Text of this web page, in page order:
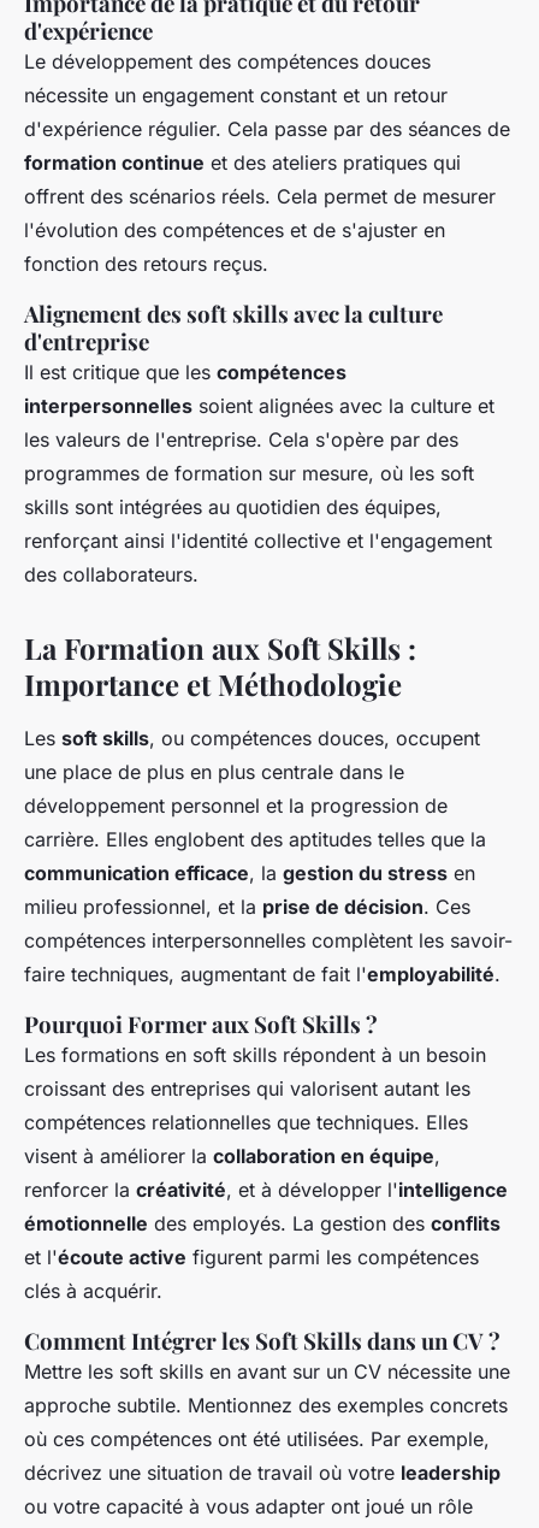
d'expérience
Le développement des compétences douces
nécessite un engagement constant et un retour
d'expérience régulier. Cela passe par des séances de
formation continue et des ateliers pratiques qui
offrent des scénarios réels. Cela permet de mesurer
l'évolution des compétences et de s'ajuster en
fonction des retours reçus.
Alignement des soft skills avec la culture
d'entreprise
Il est critique que les compétences
interpersonnelles soient alignées avec la culture et
les valeurs de l'entreprise. Cela s'opère par des
programmes de formation sur mesure, où les soft
skills sont intégrées au quotidien des équipes,
renforçant ainsi l'identité collective et l'engagement
des collaborateurs.
La Formation aux Soft Skills :
Importance et Méthodologie
Les soft skills, ou compétences douces, occupent
une place de plus en plus centrale dans le
développement personnel et la progression de
carrière. Elles englobent des aptitudes telles que la
communication efficace, la gestion du stress en
milieu professionnel, et la prise de décision. Ces
compétences interpersonnelles complètent les savoir-
faire techniques, augmentant de fait l'employabilité.
Pourquoi Former aux Soft Skills ?
Les formations en soft skills répondent à un besoin
croissant des entreprises qui valorisent autant les
compétences relationnelles que techniques. Elles
visent à améliorer la collaboration en équipe,
renforcer la créativité, et à développer l'intelligence
émotionnelle des employés. La gestion des conflits
et l'écoute active figurent parmi les compétences
clés à acquérir.
Comment Intégrer les Soft Skills dans un CV ?
Mettre les soft skills en avant sur un CV nécessite une
approche subtile. Mentionnez des exemples concrets
où ces compétences ont été utilisées. Par exemple,
décrivez une situation de travail où votre leadership
ou votre capacité à vous adapter ont joué un rôle